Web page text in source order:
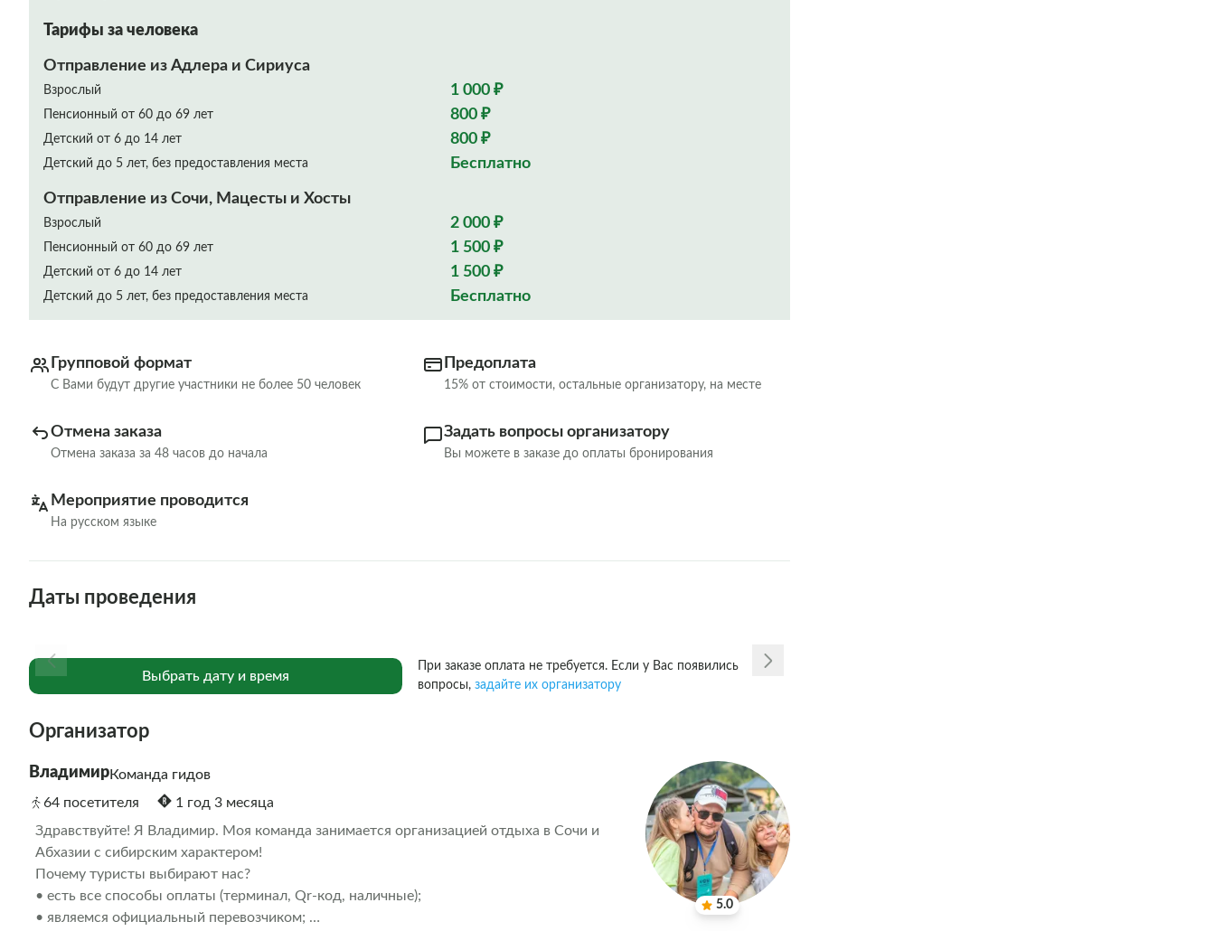
Тарифы за человека
Отправление из Адлера и Сириуса
Взрослый 1 000 ₽
Пенсионный от 60 до 69 лет 800 ₽
Детский от 6 до 14 лет 800 ₽
Детский до 5 лет, без предоставления места Бесплатно
Отправление из Сочи, Мацесты и Хосты
Взрослый 2 000 ₽
Пенсионный от 60 до 69 лет 1 500 ₽
Детский от 6 до 14 лет 1 500 ₽
Детский до 5 лет, без предоставления места Бесплатно
Групповой формат
С Вами будут другие участники не более 50 человек
Предоплата
15% от стоимости, остальные организатору, на месте
Отмена заказа
Отмена заказа за 48 часов до начала
Задать вопросы организатору
Вы можете в заказе до оплаты бронирования
Мероприятие проводится
На русском языке
Даты проведения
Выбрать дату и время
При заказе оплата не требуется. Если у Вас появились
вопросы,задайте их организатору
Организатор
ВладимирКоманда гидов
64 посетителя
1 год 3 месяца
Здравствуйте! Я Владимир. Моя команда занимается организацией отдыха в Сочи и
Абхазии с сибирским характером!
Почему туристы выбирают нас?
• есть все способы оплаты (терминал, Qr-код, наличные);
• являемся официальный перевозчиком;
5.0